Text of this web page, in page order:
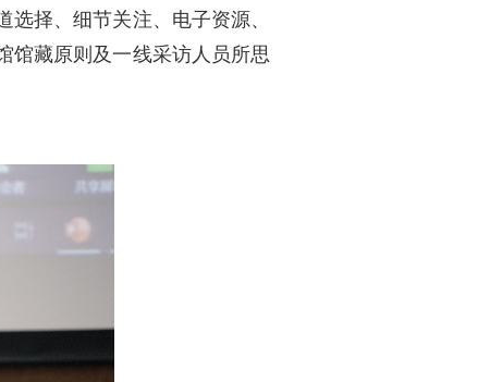
择、细节关注、电子资源、
馆藏原则及一线采访人员所思